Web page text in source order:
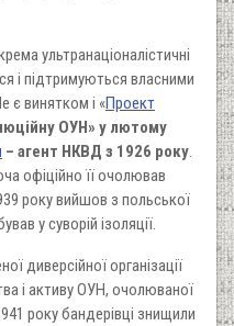
ультранаціоналістичні
і підтримуються власними
є винятком і «Проект
ОУН» у лютому
– агент НКВД з 1926 року.
офіційно її очолював
року вийшов з польської
у суворій ізоляції.
диверсійної організації
і активу ОУН, очолюваної
року бандерівці знищили